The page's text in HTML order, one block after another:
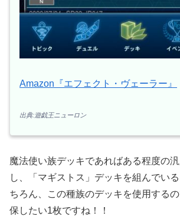
Amazon『エフェクト・ヴェーラー』
出典:遊戯王ニューロン
魔法使い族デッキであればある程度の
し、「マギストス」デッキを組んでい
ちろん、この種族のデッキを使用する
保したい1枚ですね！！